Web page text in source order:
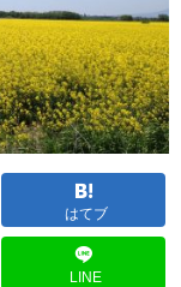
はてブ
LINE